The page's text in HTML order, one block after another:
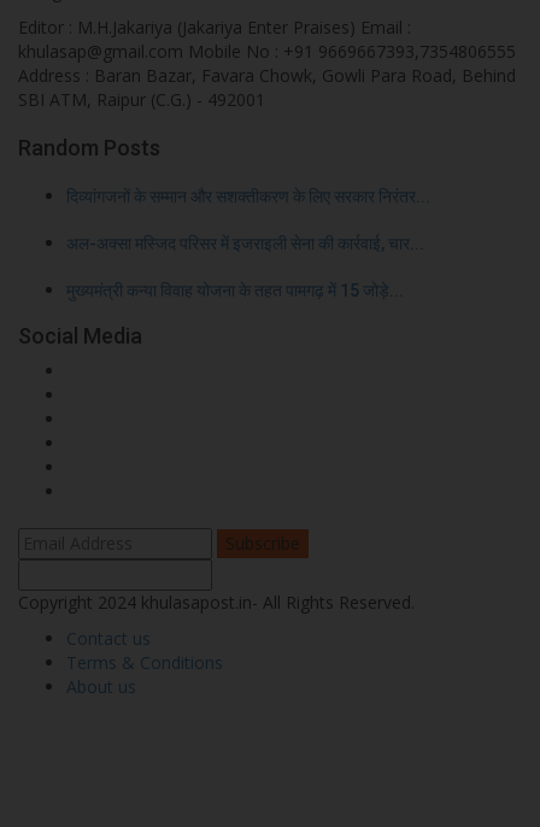
Editor : M.H.Jakariya (Jakariya Enter Praises) Email :
khulasap@gmail.com Mobile No : +91 9669667393,7354806555
Address : Baran Bazar, Favara Chowk, Gowli Para Road, Behind
SBI ATM, Raipur (C.G.) - 492001
Random Posts
दिव्यांगजनों के सम्मान और सशक्तीकरण के लिए सरकार निरंतर...
अल-अक्सा मस्जिद परिसर में इजराइली सेना की कार्रवाई, चार...
मुख्यमंत्री कन्या विवाह योजना के तहत पामगढ़ में 15 जोड़े...
Social Media
Subscribe
Copyright 2024 khulasapost.in- All Rights Reserved.
Contact us
Terms & Conditions
About us